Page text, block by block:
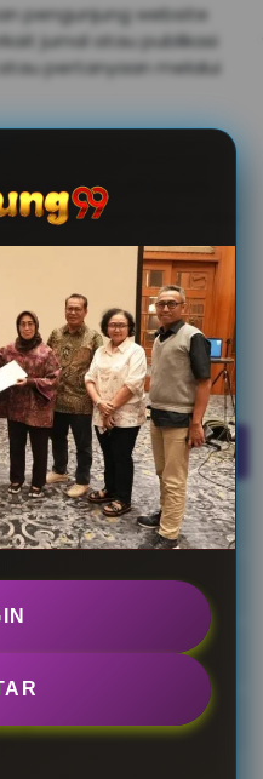
pengunjung website
jurnal atau publikasi
pertanyaan melalui
data pribadi kepada
kepentingan hukum atau
waktu ke waktu. Kami
ini secara berkala.
Privacy
Kami